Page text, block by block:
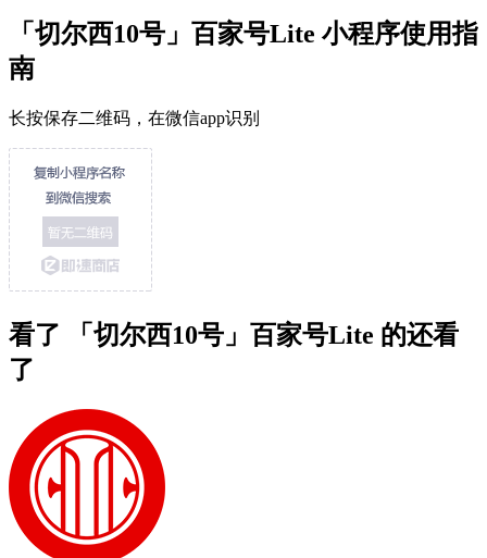
「切尔西10号」百家号Lite 小程序使用指
南
长按保存二维码，在微信app识别
看了 「切尔西10号」百家号Lite 的还看
了